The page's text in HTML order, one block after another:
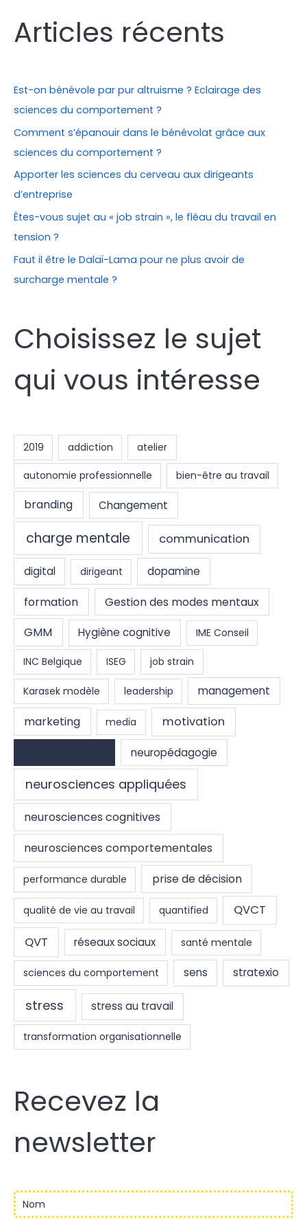
h
c
h
e
r
Articles récents
Est-on bénévole par pur altruisme ? Eclairage des
sciences du comportement ?
Comment s’épanouir dans le bénévolat grâce aux
sciences du comportement ?
Apporter les sciences du cerveau aux dirigeants
d’entreprise
Êtes-vous sujet au « job strain », le fléau du travail en
tension ?
Faut il être le Dalaï-Lama pour ne plus avoir de
surcharge mentale ?
Choisissez le sujet
qui vous intéresse
2019 addiction atelier
autonomie professionnelle bien-être au travail
branding Changement
charge mentale communication
digital dirigeant dopamine
formation
Gestion des modes mentaux
GMM
Hygiène cognitive IME Conseil
INC Belgique ISEG job strain
Karasek modèle leadership management
marketing media motivation
neuropédagogie
neurosciences appliquées
neurosciences cognitives
neurosciences comportementales
performance durable prise de décision
qualité de vie au travail quantified QVCT
QVT réseaux sociaux santé mentale
sciences du comportement sens stratexio
stress stress au travail
transformation organisationnelle
Recevez la
newsletter